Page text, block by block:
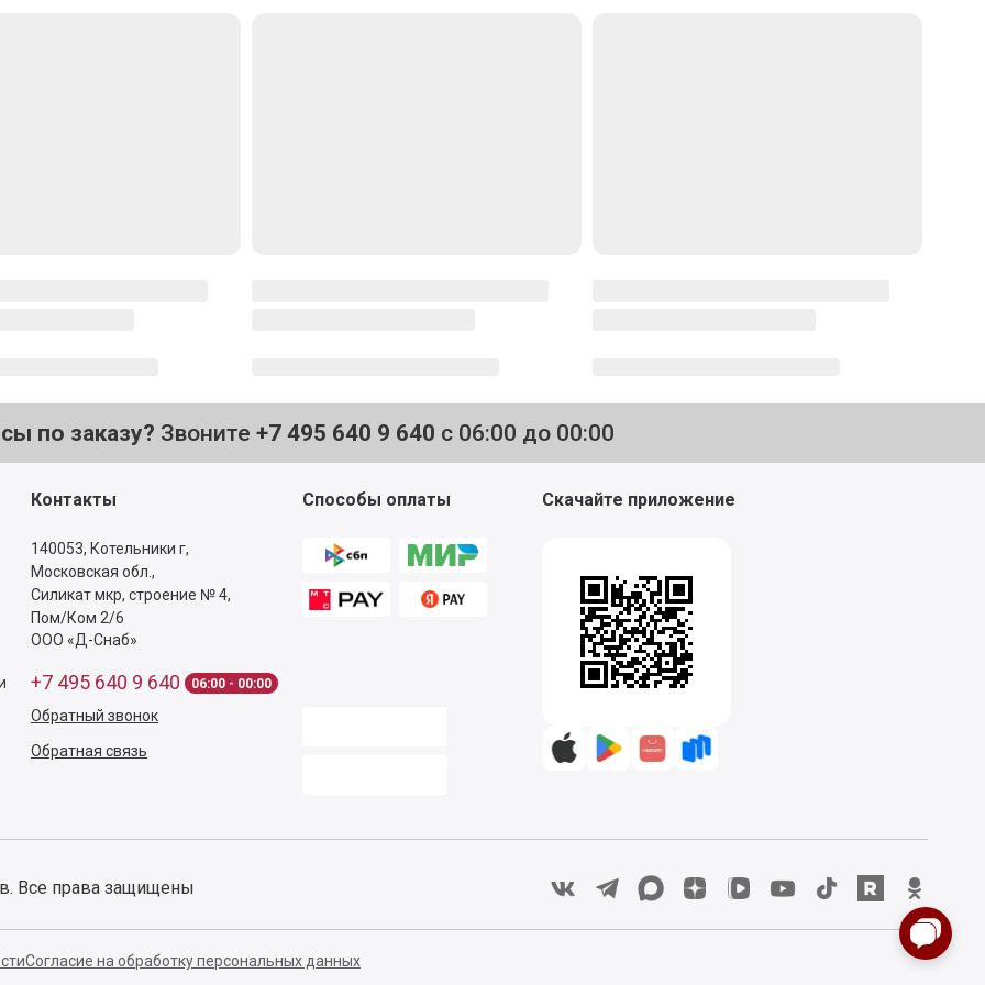
по заказу? Звоните +7 495 640 9 640 с 06:00 до 00:00
Контакты
140053, Котельники г,
Московская обл.,
Силикат мкр, строение № 4,
Пом/Ком 2/6
ООО «Д-Снаб»
+7 495 640 9 640 06:00 - 00:00
Обратный звонок
Обратная связь
Способы оплаты Скачайте приложение
Все права защищены
Согласие на обработку персональных данных